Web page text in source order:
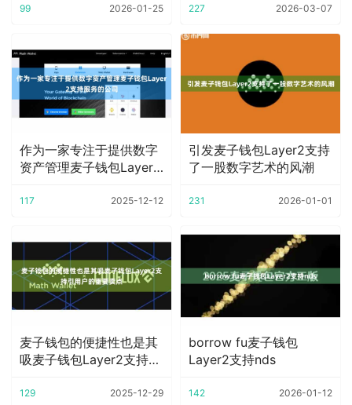
99 2026-01-25 227 2026-03-07
作为一家专注于提供数字
资产管理麦子钱包Layer2
117 2025-12-12
引发麦子钱包Layer2支持
了一股数字艺术的风潮
231 2026-01-01
麦子钱包的便捷性也是其
吸麦子钱包Layer2支持引
129 2025-12-29
borrow fu麦子钱包
Layer2支持nds
142 2026-01-12